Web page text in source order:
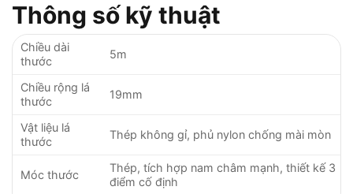
Thông số kỹ thuật
Chiều dài
thước
5m
Chiều rộng lá
thước
19mm
Vật liệu lá
thước
Thép không gỉ, phủ nylon chống mài mòn
Móc thước
Thép, tích hợp nam châm mạnh, thiết kế 3
điểm cố định